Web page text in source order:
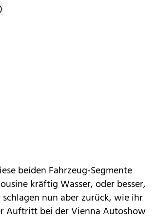
beiden Fahrzeug-Segmente
kräftig Wasser, oder besser,
nun aber zurück, wie ihr
Auftritt bei der Vienna Autoshow